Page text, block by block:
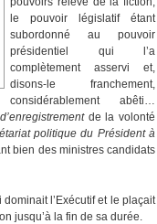
le pouvoir législatif étant
subordonné au pouvoir
présidentiel qui l’a
complètement asservi et,
disons-le franchement,
considérablement abêti…
de la volonté
politique du Président à
bien des ministres candidats
l’Exécutif et le plaçait
jusqu’à la fin de sa durée.